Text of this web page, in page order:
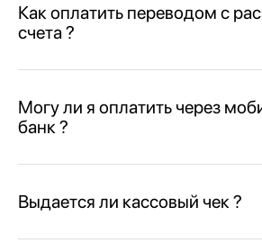
Как оплатить переводом с
счета ?
Могу ли я оплатить через
банк ?
Выдается ли кассовый чек ?